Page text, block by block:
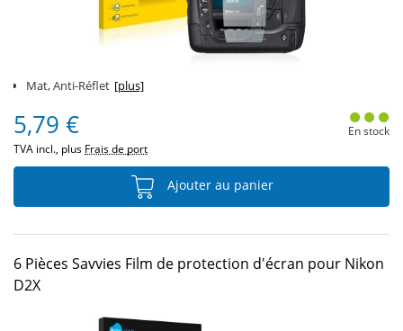
Mat, Anti-Réflet [plus]
5,79 €
TVA incl., plus Frais de port
En stock
Ajouter au panier
6 Pièces Savvies Film de protection d'écran pour Nikon
D2X